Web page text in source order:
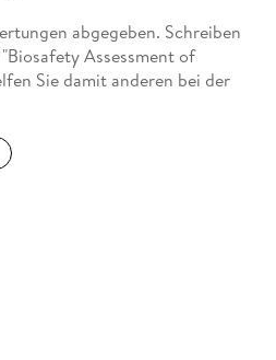
abgegeben. Schreiben
Assessment of
Sie damit anderen bei der